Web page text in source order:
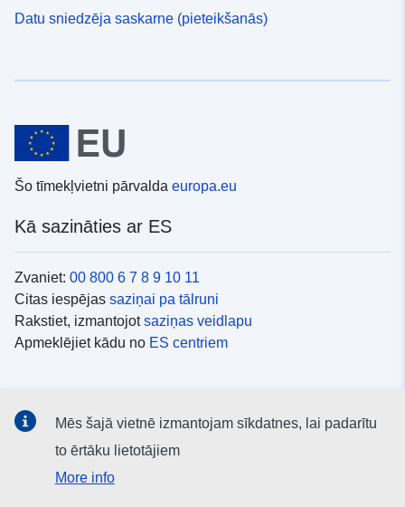
Datu sniedzēja saskarne (pieteikšanās)
Šo tīmekļvietni pārvalda europa.eu
Kā sazināties ar ES
Zvaniet: 00 800 6 7 8 9 10 11
Citas iespējas saziņai pa tālruni
Rakstiet, izmantojotsaziņas veidlapu
Apmeklējiet kādu no ES centriem
ES kontisociālajos medijos
Mēs šajā vietnē izmantojam sīkdatnes, lai padarītu
to ērtāku lietotājiem
More info